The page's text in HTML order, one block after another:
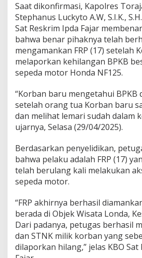
o
r
a
j
a
U
t
a
a
Saat dikonfirmasi, Kapolres
Stephanus Luckyto A.W, S.I.K.,
Sat Reskrim Ipda Fajar
bahwa benar pihaknya telah
mengamankan FRP (17) setelah
melaporkan kehilangan BPKB
sepeda motor Honda NF125.
“Korban baru mengetahui BPKB
setelah orang tua Korban baru
dan melihat lemari sudah dalam
ujarnya, Selasa (29/04/2025).
Berdasarkan penyelidikan,
bahwa pelaku adalah FRP (17)
telah berulang kali melakukan
sepeda motor.
“FRP akhirnya berhasil
berada di Objek Wisata Londa,
Dari padanya, petugas berhasil
dan STNK milik korban yang
dilaporkan hilang,” jelas KBO Sat